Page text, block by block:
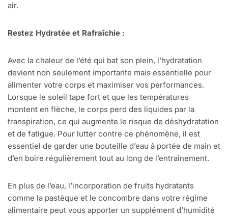
air.
Restez Hydratée et Rafraîchie :
Avec la chaleur de l’été qui bat son plein, l’hydratation
devient non seulement importante mais essentielle pour
alimenter votre corps et maximiser vos performances.
Lorsque le soleil tape fort et que les températures
montent en flèche, le corps perd des liquides par la
transpiration, ce qui augmente le risque de déshydratation
et de fatigue. Pour lutter contre ce phénomène, il est
essentiel de garder une bouteille d’eau à portée de main et
d’en boire régulièrement tout au long de l’entraînement.
En plus de l’eau, l’incorporation de fruits hydratants
comme la pastèque et le concombre dans votre régime
alimentaire peut vous apporter un supplément d’humidité